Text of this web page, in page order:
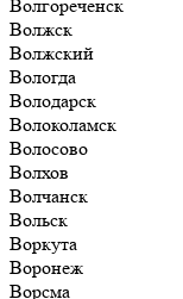
Волгореченск
Волжск
Волжский
Вологда
Володарск
Волоколамск
Волосово
Волхов
Волчанск
Вольск
Воркута
Воронеж
Ворсма